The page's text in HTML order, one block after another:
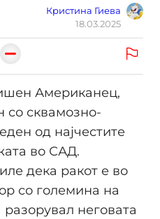
Кристина Гиева
18.03.2025
Американец,
со сквамозно-
од најчестите
во САД.
дека ракот е во
со големина на
неговата